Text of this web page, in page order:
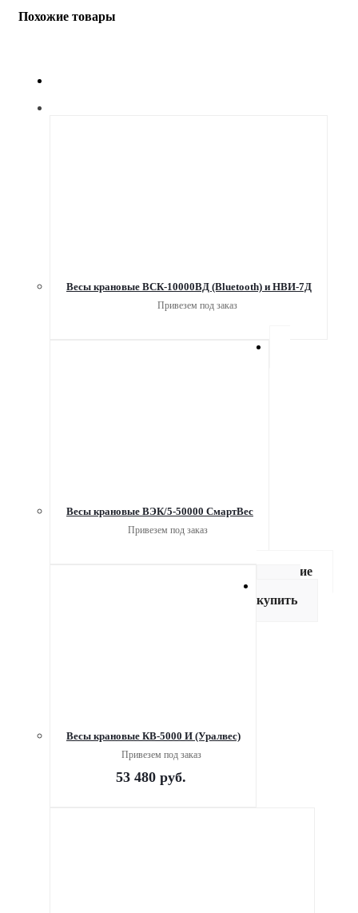
Похожие товары
Весы крановые ВСК-10000ВД (Bluetooth) и НВИ-7Д
Привезем под заказ
Весы крановые ВЭК/5-50000 СмартВес
Привезем под заказ
Весы крановые КВ-5000 И (Уралвес)
Привезем под заказ
53 480руб.
Описание
купить